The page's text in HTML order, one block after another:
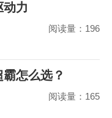
动力
阅读量：196
怎么选？
阅读量：165